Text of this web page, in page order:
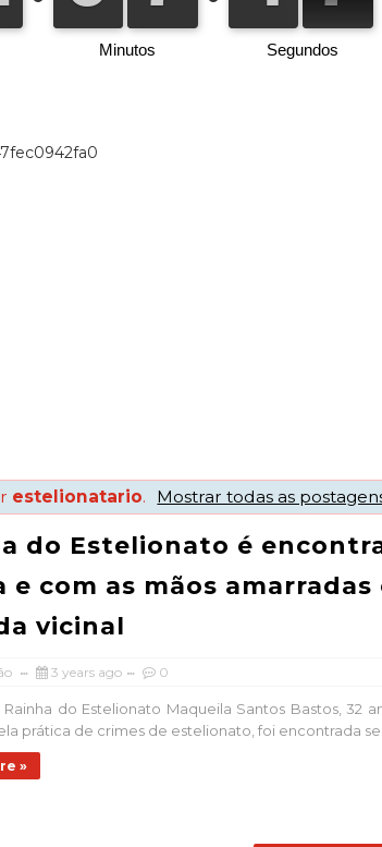
estelionatario. Mostrar todas as
do Estelionato é
e com as mãos amarradas
vicinal
3 years ago 0
do Estelionato Maqueila Santos Bastos, 32
prática de crimes de estelionato, foi encontrada
»